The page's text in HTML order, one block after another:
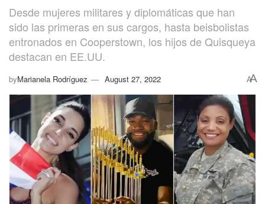
Desde mujeres militares y diplomáticas que han
sido las primeras en sus cargos, hasta beisbolistas
entronados en Cooperstown, los hijos de Quisqueya
destacan en EE.UU.
byMarianela Rodríguez August 27, 2022 AA